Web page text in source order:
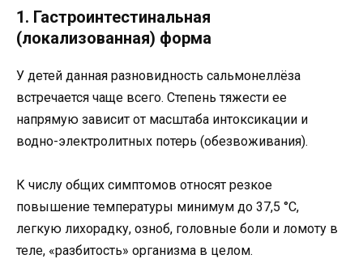
1. Гастроинтестинальная
(локализованная) форма
У детей данная разновидность сальмонеллёза
встречается чаще всего. Степень тяжести ее
напрямую зависит от масштаба интоксикации и
водно-электролитных потерь (обезвоживания).
К числу общих симптомов относят резкое
повышение температуры минимум до 37,5 °C,
легкую лихорадку, озноб, головные боли и ломоту в
теле, «разбитость» организма в целом.